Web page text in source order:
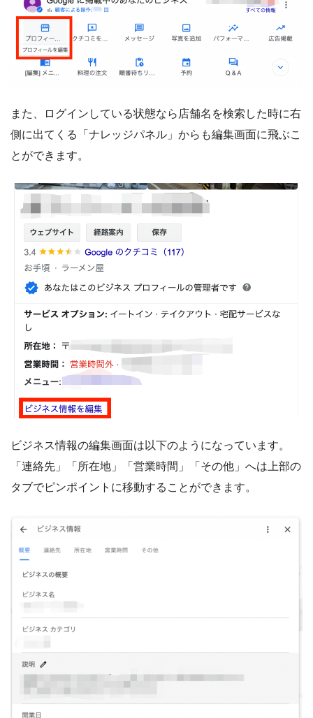
また、ログインしている状態なら店舗名を検索した時に右
側に出てくる「ナレッジパネル」からも編集画面に飛ぶこ
とができます。
ビジネス情報の編集画面は以下のようになっています。
「連絡先」「所在地」「営業時間」「その他」へは上部の
タブでピンポイントに移動することができます。